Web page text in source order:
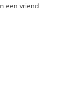
een vriend